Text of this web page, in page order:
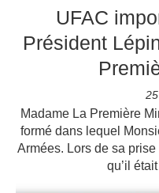
UFAC
Président
Madame La Première
formé dans lequel
Armées. Lors de sa
qu’il